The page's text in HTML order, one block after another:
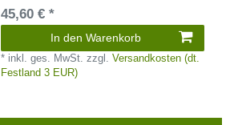
45,60 € *
In den Warenkorb
* inkl. ges. MwSt. zzgl.Versandkosten (dt.
Festland 3 EUR)